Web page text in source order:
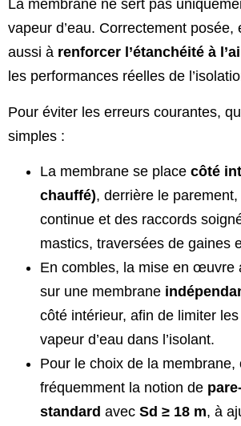
La membrane ne sert pas
vapeur d’eau. Correctement posée,
aussi à renforcer l’étanchéité à
les performances réelles de
Pour éviter les erreurs courantes,
simples :
La membrane se place côté
chauffé), derrière le
continue et des raccords
mastics, traversées de gaines
En combles, la mise en œuvre
sur une membrane
côté intérieur, afin de limiter
vapeur d’eau dans l’isolant.
Pour le choix de la membrane,
fréquemment la notion de
standard avec Sd ≥ 18 m, à